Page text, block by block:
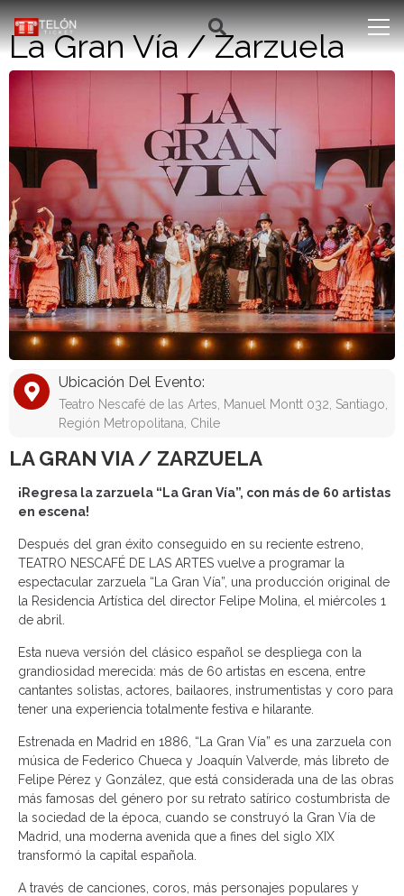
La Gran Vía / Zarzuela
Ubicación Del Evento:
Teatro Nescafé de las Artes, Manuel Montt 032, Santiago,
Región Metropolitana, Chile
LA GRAN VIA / ZARZUELA
¡Regresa la zarzuela “La Gran Vía”, con más de 60 artistas
en escena!
Después del gran éxito conseguido en su reciente estreno,
TEATRO NESCAFÉ DE LAS ARTES vuelve a programar la
espectacular zarzuela “La Gran Vía”, una producción original de
la Residencia Artística del director Felipe Molina, el miércoles 1
de abril.
Esta nueva versión del clásico español se despliega con la
grandiosidad merecida: más de 60 artistas en escena, entre
cantantes solistas, actores, bailaores, instrumentistas y coro para
tener una experiencia totalmente festiva e hilarante.
Estrenada en Madrid en 1886, “La Gran Vía” es una zarzuela con
música de Federico Chueca y Joaquín Valverde, más libreto de
Felipe Pérez y González, que está considerada una de las obras
más famosas del género por su retrato satírico costumbrista de
la sociedad de la época, cuando se construyó la Gran Vía de
Madrid, una moderna avenida que a fines del siglo XIX
transformó la capital española.
A través de canciones, coros, más personajes populares y